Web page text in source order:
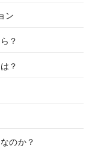
ン
？
？
のか？